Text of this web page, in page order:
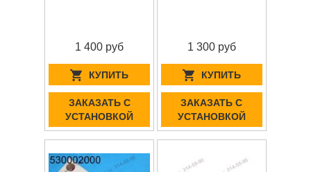
1 400 руб
КУПИТЬ
ЗАКАЗАТЬ С
УСТАНОВКОЙ
1 300 руб
КУПИТЬ
ЗАКАЗАТЬ С
УСТАНОВКОЙ